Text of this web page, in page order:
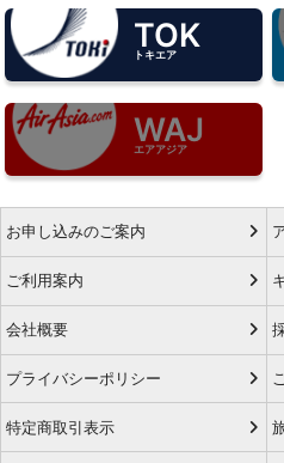
TOK
トキエア
WAJ
エアアジア
お申し込みのご案内
ご利用案内
会社概要
プライバシーポリシー
特定商取引表示